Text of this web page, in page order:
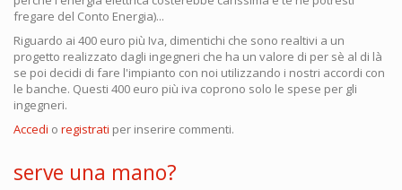
fregare del Conto Energia)...
Riguardo ai 400 euro più Iva, dimentichi che sono realtivi a un
progetto realizzato dagli ingegneri che ha un valore di per sè al di là
se poi decidi di fare l'impianto con noi utilizzando i nostri accordi con
le banche. Questi 400 euro più iva coprono solo le spese per gli
ingegneri.
Accedi o registrati per inserire commenti.
serve una mano?